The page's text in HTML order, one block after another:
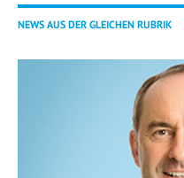
NEWS AUS DER GLEICHEN RUBRIK